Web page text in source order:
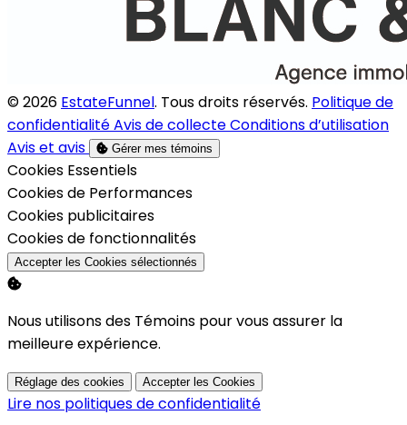
© 2026 EstateFunnel. Tous droits réservés. Politique de
confidentialitéAvis de collecteConditions d’utilisation
Avis et avis
Gérer mes témoins
Activer
Cookies Essentiels
Activer
Cookies de Performances
Activer
Cookies publicitaires
Activer
Cookies de fonctionnalités
Accepter les Cookies sélectionnés
Nous utilisons des Témoins pour vous assurer la
meilleure expérience.
Réglage des cookies Accepter les Cookies
Lire nos politiques de confidentialité